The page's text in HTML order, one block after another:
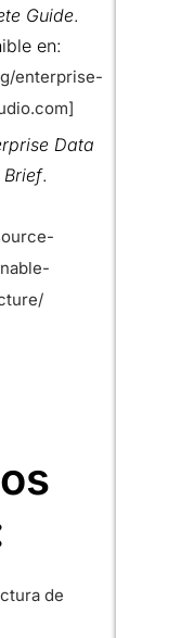
Guide.
en:
enterprise-
Data
Brief.
de